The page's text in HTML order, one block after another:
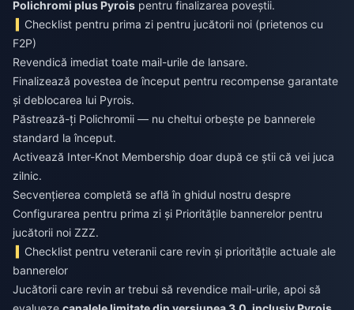
Polichromi plus Pyrois pentru finalizarea poveștii.
Checklist pentru prima zi pentru jucătorii noi (prietenos cu
F2P)
Revendică imediat toate mail-urile de lansare.
Finalizează povestea de început pentru recompense garantate
și deblocarea lui Pyrois.
Păstrează-ți Polichromii — nu cheltui orbește pe bannerele
standard la început.
Activează Inter-Knot Membership doar după ce știi că vei juca
zilnic.
Secvențierea completă se află în ghidul nostru despre
Configurarea pentru prima zi și Prioritățile bannerelor pentru
jucătorii noi ZZZ.
Checklist pentru veteranii care revin și prioritățile actuale ale
bannerelor
Jucătorii care revin ar trebui să revendice mail-urile, apoi să